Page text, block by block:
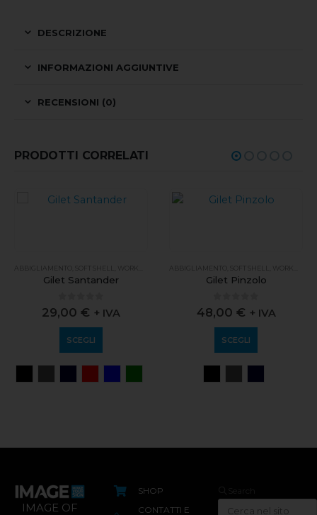
DESCRIZIONE
INFORMAZIONI AGGIUNTIVE
RECENSIONI (0)
PRODOTTI CORRELATI
ABBIGLIAMENTO WORKWEAR
Gilet Santander
0out of 5
29,00 € + IVA
SCEGLI
ABBIGLIAMENTO WORKWEAR
Gilet Pinzolo
0out of 5
48,00 € + IVA
SCEGLI
IMAGE OF
SHOP
CONTATTI E